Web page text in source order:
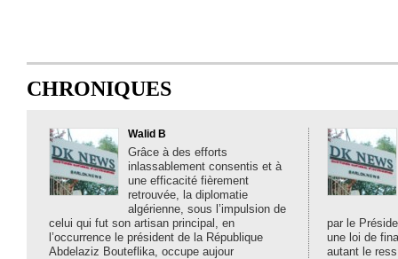
CHRONIQUES
Walid B
Grâce à des efforts
inlassablement consentis et à
une efficacité fièrement
retrouvée, la diplomatie
algérienne, sous l’impulsion de
celui qui fut son artisan principal, en
l’occurrence le président de la République
Abdelaziz Bouteflika, occupe aujour
par le
une loi de
autant le ress